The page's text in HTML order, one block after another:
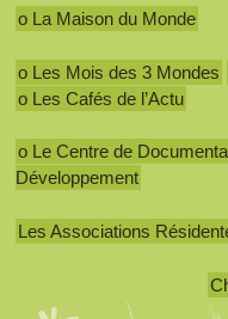
o La Maison du Monde
o Les Mois des 3 Mondes
o Les Cafés de l’Actu
o Le Centre de
Développement
Les Associations